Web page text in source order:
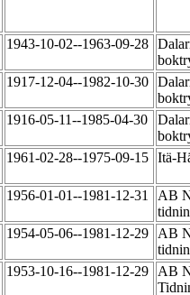
1943-10-02--1963-09-28
1917-12-04--1982-10-30
1916-05-11--1985-04-30
1961-02-28--1975-09-15 Itä-
1956-01-01--1981-12-31
AB
1954-05-06--1981-12-29
AB
1953-10-16--1981-12-29
AB